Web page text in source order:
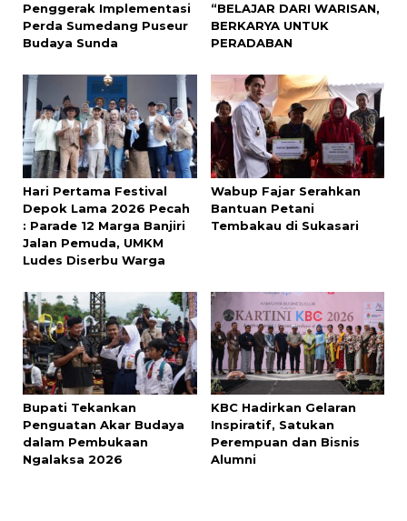
Penggerak Implementasi
Perda Sumedang Puseur
Budaya Sunda
“BELAJAR DARI WARISAN,
BERKARYA UNTUK
PERADABAN
Hari Pertama Festival
Depok Lama 2026 Pecah
: Parade 12 Marga Banjiri
Jalan Pemuda, UMKM
Ludes Diserbu Warga
‎Wabup Fajar Serahkan
Bantuan Petani
Tembakau di Sukasari
‎Bupati Tekankan
Penguatan Akar Budaya
dalam Pembukaan
Ngalaksa 2026
KBC Hadirkan Gelaran
Inspiratif, Satukan
Perempuan dan Bisnis
Alumni